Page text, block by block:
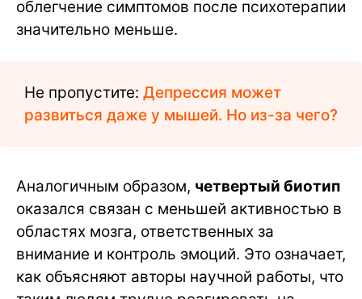
облегчение симптомов после психотерапии
значительно меньше.
Не пропустите: Депрессия может
развиться даже у мышей. Но из-за чего?
Аналогичным образом, четвертый биотип
оказался связан с меньшей активностью в
областях мозга, ответственных за
внимание и контроль эмоций. Это означает,
как объясняют авторы научной работы, что